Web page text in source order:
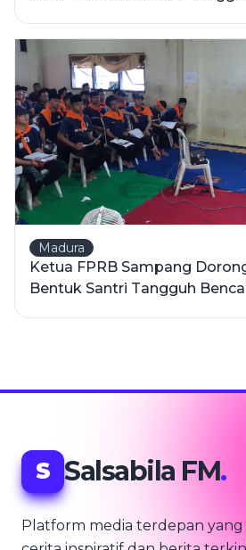
Madura
Ketua FPRB Sampang
Bentuk Santri Tangguh
S Salsabila FM.
Platform media terdepan yang